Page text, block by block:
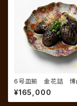
6号皿揃 金花詰 博
¥165,000